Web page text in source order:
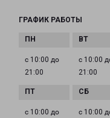
ГРАФИК РАБОТЫ
с 10:00 до
21:00
с 10:00
21:00
с 10:00 до
с 10:00